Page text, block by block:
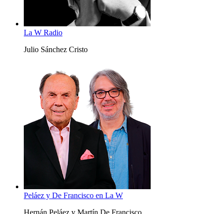
La W Radio
Julio Sánchez Cristo
Peláez y De Francisco en La W